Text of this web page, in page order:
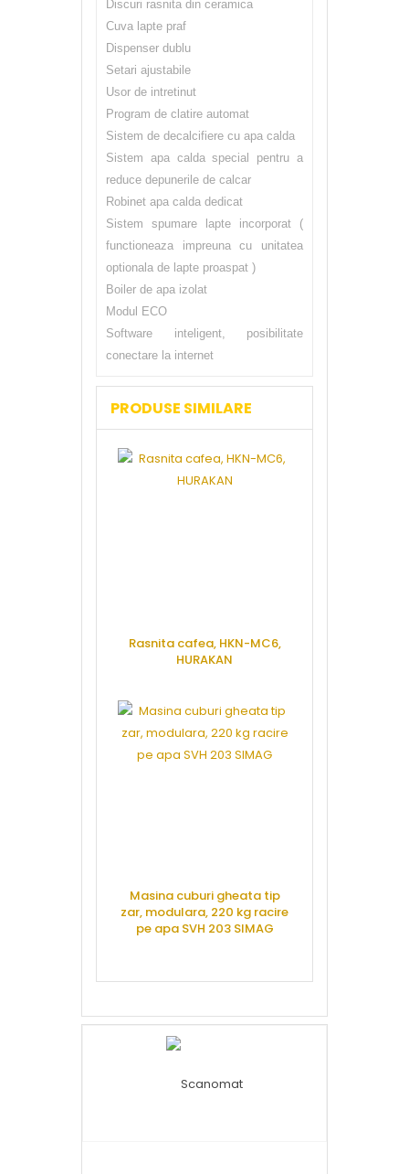
Discuri rasnita din ceramica
Cuva lapte praf
Dispenser dublu
Setari ajustabile
Usor de intretinut
Program de clatire automat
Sistem de decalcifiere cu apa calda
Sistem apa calda special pentru a
reduce depunerile de calcar
Robinet apa calda dedicat
Sistem spumare lapte incorporat (
functioneaza impreuna cu unitatea
optionala de lapte proaspat )
Boiler de apa izolat
Modul ECO
Software inteligent, posibilitate
conectare la internet
PRODUSE SIMILARE
Rasnita cafea, HKN-MC6,
HURAKAN
Masina cuburi gheata tip
zar, modulara, 220 kg racire
pe apa SVH 203 SIMAG